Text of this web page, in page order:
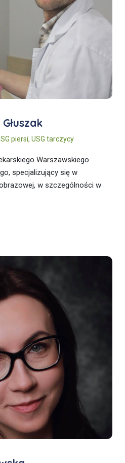
piersi, USG tarczycy
Warszawskiego
specjalizujący się w
w szczególności w